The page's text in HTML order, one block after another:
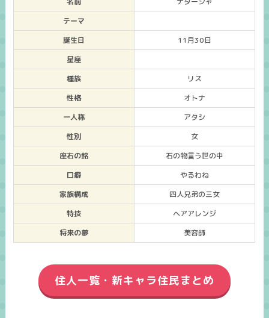
テーマ
誕生日
11月30日
星座
種族
リス
性格
オトナ
一人称
アタシ
性別
女
座右の銘
石の物言う世の中
口癖
やるわね
家族構成
四人兄弟の三女
特技
ヘアアレンジ
将来の夢
美容師
住人一覧・新キャラ住民まとめ